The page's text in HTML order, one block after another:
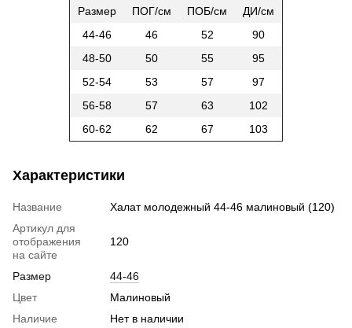
Размер
ПОГ/см ПОБ/см
ДИ/см
44-46
46 52
90
48-50
50 55
95
52-54
53 57
97
56-58
57 63
102
60-62
62 67 103
Характеристики
Название
Халат молодежный 44-46 малиновый (120)
Артикул для
отображения
на сайте
120
Размер
44-46
Цвет
Малиновый
Наличие
Нет в наличии